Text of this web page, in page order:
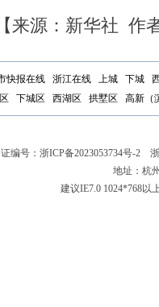
【来源：新华社 作
快报在线 浙江在线 上城 下城
下城区 西湖区 拱墅区 高新（
编号： 浙ICP备2023053734号-2 浙
地址：杭
建议IE7.0 1024*768